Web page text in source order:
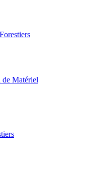
de Matériel